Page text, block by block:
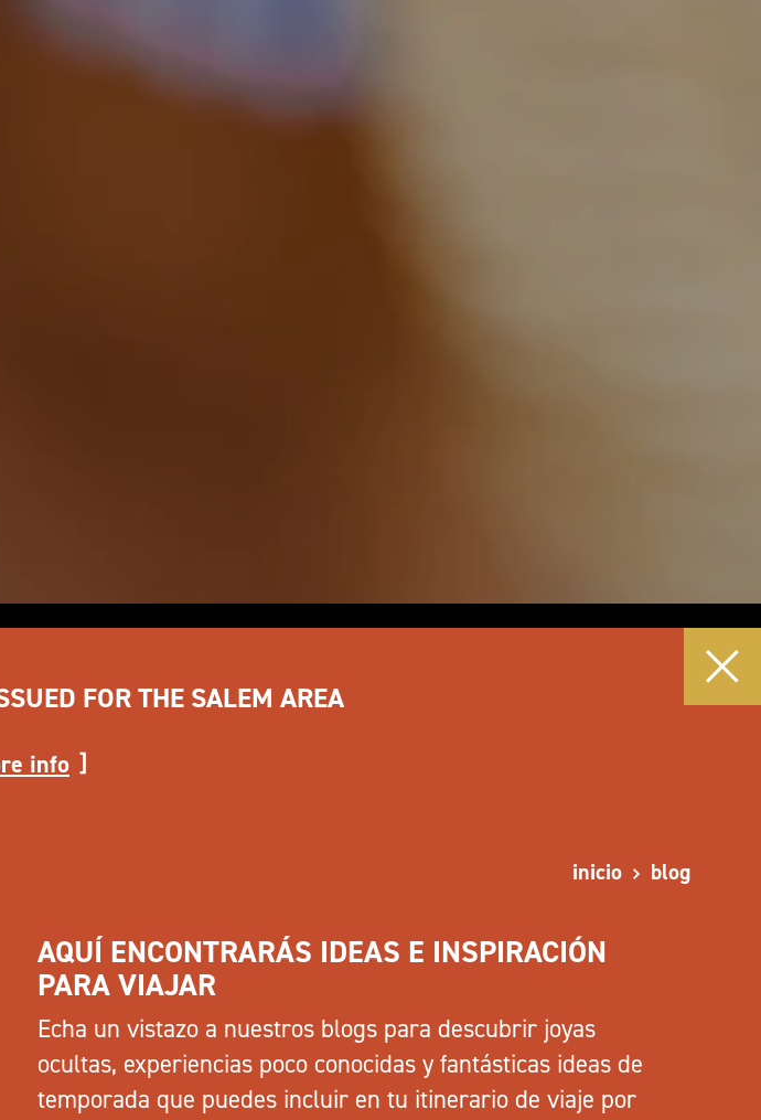
FOR THE SALEM AREA
info
inicio blog
AQUÍ ENCONTRARÁS IDEAS E INSPIRACIÓN
PARA VIAJAR
Echa un vistazo a nuestros blogs para descubrir joyas
ocultas, experiencias poco conocidas y fantásticas ideas de
temporada que puedes incluir en tu itinerario de viaje por